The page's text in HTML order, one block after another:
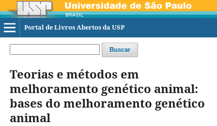
Portal de Livros Abertos da USP
Buscar
Teorias e métodos em
melhoramento genético animal:
bases do melhoramento genético
animal